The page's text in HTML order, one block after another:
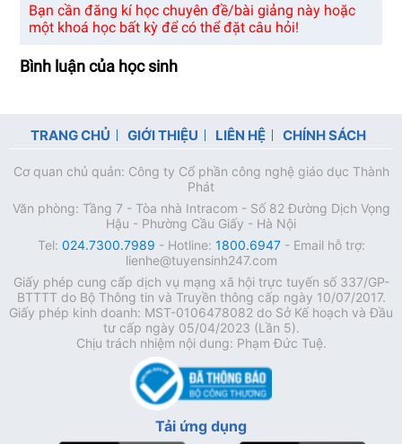
Bạn cần đăng kí học chuyên đề/bài giảng này hoặc
một khoá học bất kỳ để có thể đặt câu hỏi!
Bình luận của học sinh
TRANG CHỦ GIỚI THIỆU LIÊN HỆ CHÍNH SÁCH
Cơ quan chủ quản: Công ty Cổ phần công nghệ giáo dục Thành
Phát
Văn phòng: Tầng 7 - Tòa nhà Intracom - Số 82 Đường Dịch Vọng
Hậu - Phường Cầu Giấy - Hà Nội
Tel: 024.7300.7989 - Hotline: 1800.6947- Email hỗ trợ:
lienhe@tuyensinh247.com
Giấy phép cung cấp dịch vụ mạng xã hội trực tuyến số 337/GP-
BTTTT do Bộ Thông tin và Truyền thông cấp ngày 10/07/2017.
Giấy phép kinh doanh: MST-0106478082 do Sở Kế hoạch và Đầu
tư cấp ngày 05/04/2023 (Lần 5).
Chịu trách nhiệm nội dung: Phạm Đức Tuệ.
Tải ứng dụng